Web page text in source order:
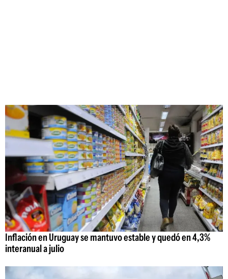
Inflación en Uruguay se mantuvo estable y quedó en 4,3%
interanual a julio